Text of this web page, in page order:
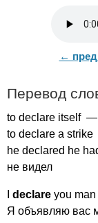
←
Перевод
to declare itself—
to declare a strike
he declared he
не видел
declare you man
Я объявляю вас